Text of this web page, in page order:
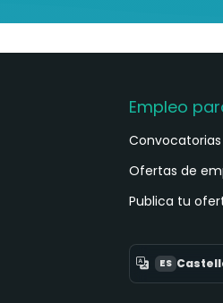
Empleo
Ofertas de
Publica tu
ES